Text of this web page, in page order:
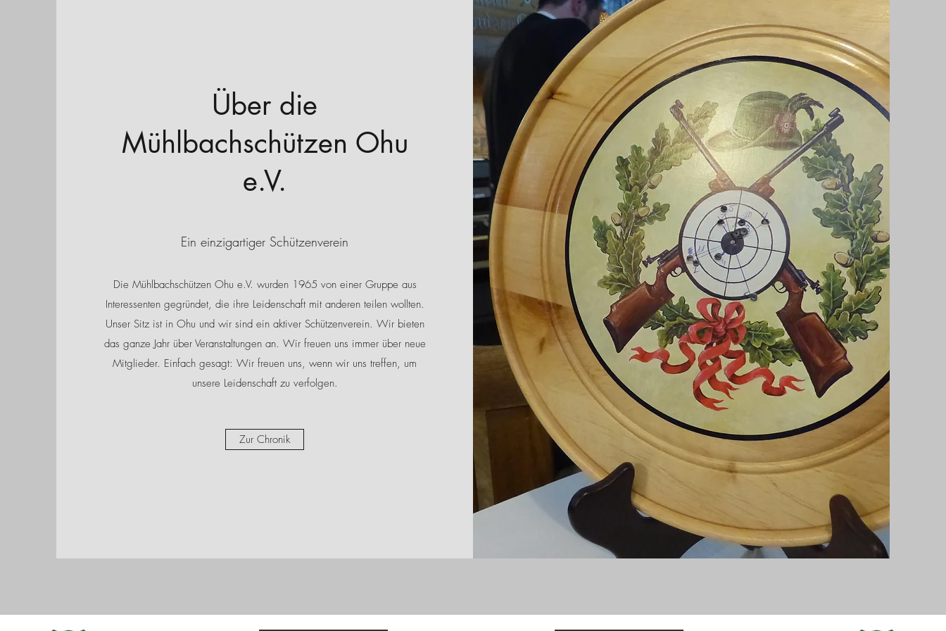
Über die
Mühlbachschützen Ohu
e.V.
Ein einzigartiger Schützenverein
Die Mühlbachschützen Ohu e.V. wurden 1965 von einer Gruppe aus
Interessenten gegründet, die ihre Leidenschaft mit anderen teilen wollten.
Unser Sitz ist in Ohu und wir sind ein aktiver Schützenverein. Wir bieten
das ganze Jahr über Veranstaltungen an. Wir freuen uns immer über neue
Mitglieder. Einfach gesagt: Wir freuen uns, wenn wir uns treffen, um
unsere Leidenschaft zu verfolgen.
Zur Chronik